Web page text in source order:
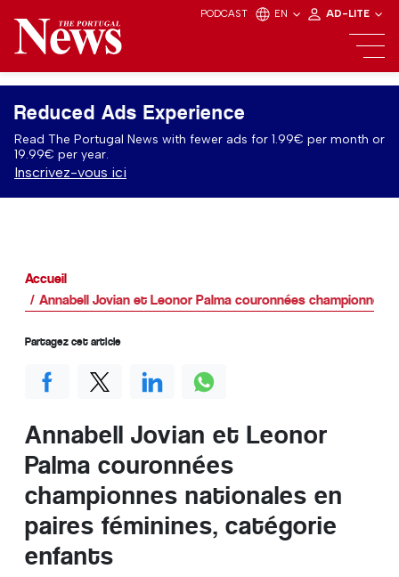
PODCAST EN AD-LITE
Reduced Ads Experience
Read The Portugal News with fewer ads for 1.99€ per month or
19.99€ per year.
Inscrivez-vous ici
Accueil
Annabell Jovian et Leonor Palma couronnées
Annabell Jovian et Leonor
Palma couronnées
championnes nationales en
paires féminines, catégorie
enfants
Partagez cet article